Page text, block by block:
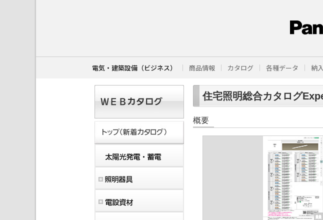
電気・建築設備（ビジネス） 商品情報 カタログ 各種データ 納
住宅照明総合カタログ
概要